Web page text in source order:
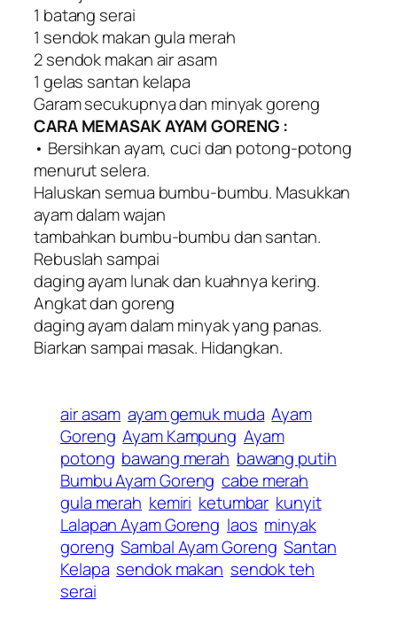
1 batang serai
1 sendok makan gula merah
2 sendok makan air asam
1 gelas santan kelapa
Garam secukupnya dan minyak goreng
CARA MEMASAK AYAM GORENG :
• Bersihkan ayam, cuci dan potong-potong
menurut selera.
Haluskan semua bumbu-bumbu. Masukkan
ayam dalam wajan
tambahkan bumbu-bumbu dan santan.
Rebuslah sampai
daging ayam lunak dan kuahnya kering.
Angkat dan goreng
daging ayam dalam minyak yang panas.
Biarkan sampai masak. Hidangkan.
air asam ayam gemuk muda Ayam
Goreng Ayam Kampung Ayam
potong bawang merah bawang putih
Bumbu Ayam Goreng cabe merah
gula merah kemiri ketumbar kunyit
Lalapan Ayam Goreng laos minyak
goreng Sambal Ayam Goreng Santan
Kelapa sendok makan sendok teh
serai